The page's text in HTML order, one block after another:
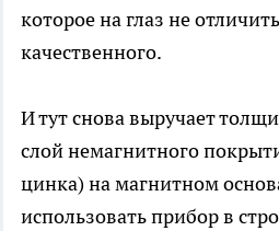
которое на глаз не
качественного.
И тут снова выручает
слой немагнитного
цинка) на магнитном
использовать прибор в